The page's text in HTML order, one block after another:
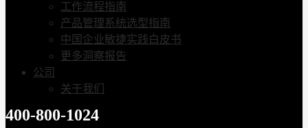
工作流程指南
产品管理系统选型指南
中国企业敏捷实践白皮书
更多洞察报告
公司
关于我们
400-800-1024